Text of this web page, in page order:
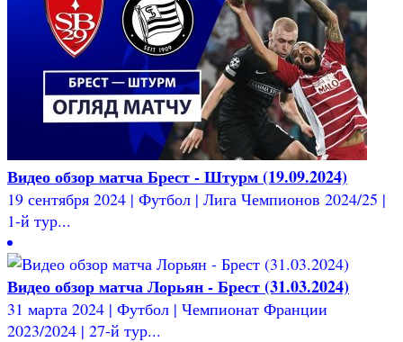
Видео обзор матча Брест - Штурм (19.09.2024)
19 сентября 2024 | Футбол | Лига Чемпионов 2024/25 |
1-й тур...
Видео обзор матча Лорьян - Брест (31.03.2024)
31 марта 2024 | Футбол | Чемпионат Франции
2023/2024 | 27-й тур...